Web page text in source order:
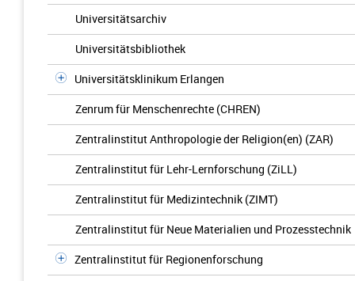
Universitätsarchiv
Universitätsbibliothek
Universitätsklinikum Erlangen
Zenrum für Menschenrechte (CHREN)
Zentralinstitut Anthropologie der Religion(en) (ZAR)
Zentralinstitut für Lehr-Lernforschung (ZiLL)
Zentralinstitut für Medizintechnik (ZIMT)
Zentralinstitut für Neue Materialien und Prozesstechnik
Zentralinstitut für Regionenforschung